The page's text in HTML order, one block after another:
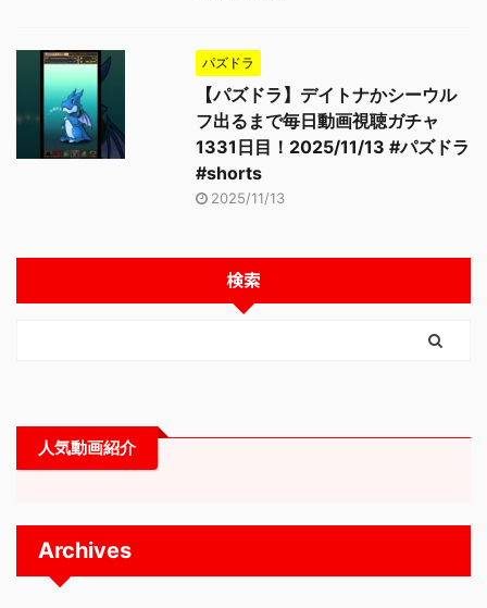
パズドラ
【パズドラ】デイトナかシーウル
フ出るまで毎日動画視聴ガチャ
1331日目！2025/11/13 #パズドラ
#shorts
2025/11/13
検索
人気動画紹介
Archives